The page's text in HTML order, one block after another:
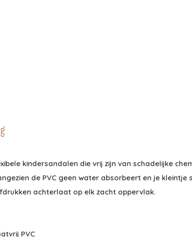
kindersandalen die vrij zijn van schadelijke
de PVC geen water absorbeert en je kleintje
achterlaat op elk zacht oppervlak.
PVC